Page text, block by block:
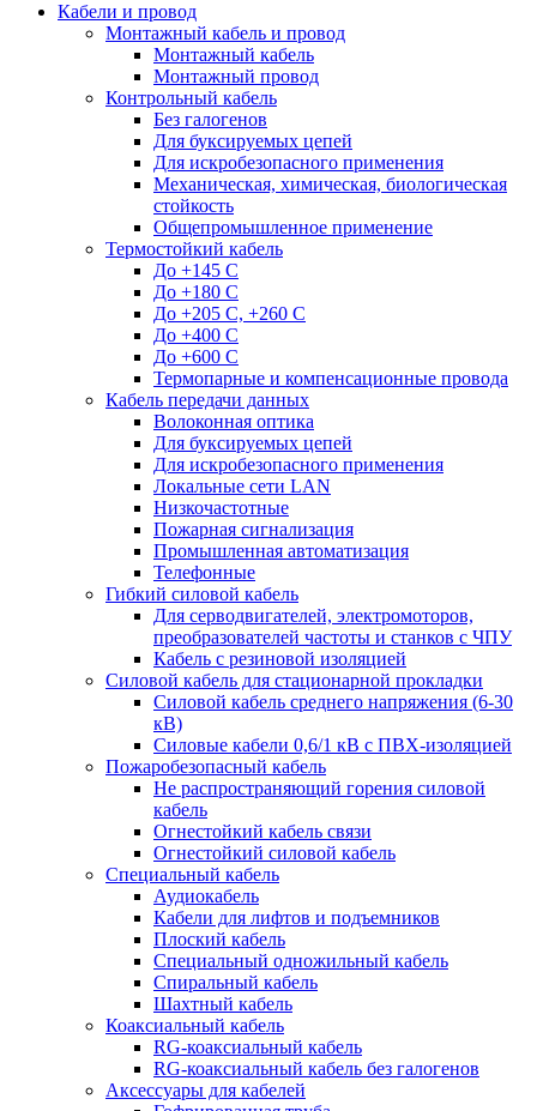
Кабели и провод
Монтажный кабель и провод
Монтажный кабель
Монтажный провод
Контрольный кабель
Без галогенов
Для буксируемых цепей
Для искробезопасного применения
Механическая, химическая, биологическая
стойкость
Общепромышленное применение
Термостойкий кабель
До +145 С
До +180 C
До +205 С, +260 С
До +400 C
До +600 С
Термопарные и компенсационные провода
Кабель передачи данных
Волоконная оптика
Для буксируемых цепей
Для искробезопасного применения
Локальные сети LAN
Низкочастотные
Пожарная сигнализация
Промышленная автоматизация
Телефонные
Гибкий силовой кабель
Для серводвигателей, электромоторов,
преобразователей частоты и станков с ЧПУ
Кабель с резиновой изоляцией
Силовой кабель для стационарной прокладки
Силовой кабель среднего напряжения (6-30
кВ)
Силовые кабели 0,6/1 кВ с ПВХ-изоляцией
Пожаробезопасный кабель
Не распространяющий горения силовой
кабель
Огнестойкий кабель связи
Огнестойкий силовой кабель
Специальный кабель
Аудиокабель
Кабели для лифтов и подъемников
Плоский кабель
Специальный одножильный кабель
Спиральный кабель
Шахтный кабель
Коаксиальный кабель
RG-коаксиальный кабель
RG-коаксиальный кабель без галогенов
Аксессуары для кабелей